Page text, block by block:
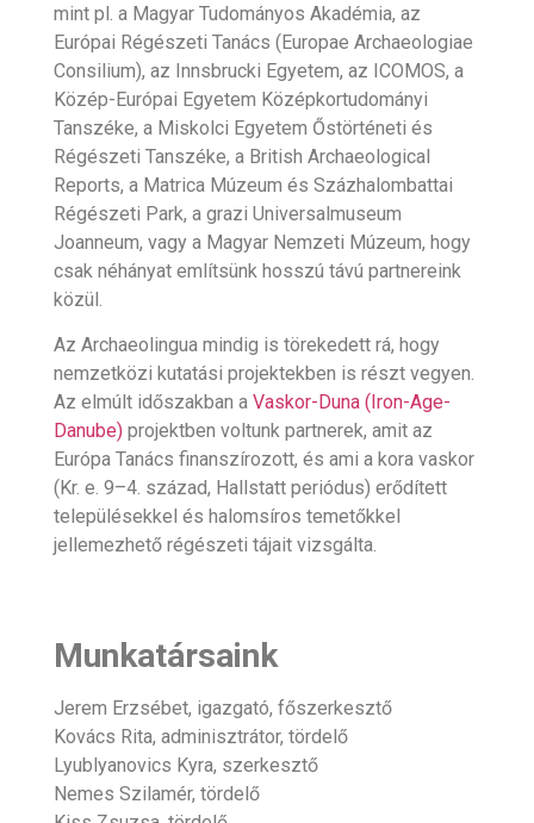
mint pl. a Magyar Tudományos Akadémia, az
Európai Régészeti Tanács (Europae Archaeologiae
Consilium), az Innsbrucki Egyetem, az ICOMOS, a
Közép-Európai Egyetem Középkortudományi
Tanszéke, a Miskolci Egyetem Őstörténeti és
Régészeti Tanszéke, a British Archaeological
Reports, a Matrica Múzeum és Százhalombattai
Régészeti Park, a grazi Universalmuseum
Joanneum, vagy a Magyar Nemzeti Múzeum, hogy
csak néhányat említsünk hosszú távú partnereink
közül.
Az Archaeolingua mindig is törekedett rá, hogy
nemzetközi kutatási projektekben is részt vegyen.
Az elmúlt időszakban a Vaskor-Duna (Iron-Age-
Danube)projektben voltunk partnerek, amit az
Európa Tanács finanszírozott, és ami a kora vaskor
(Kr. e. 9–4. század, Hallstatt periódus) erődített
településekkel és halomsíros temetőkkel
jellemezhető régészeti tájait vizsgálta.
Munkatársaink
Jerem Erzsébet, igazgató, főszerkesztő
Kovács Rita, adminisztrátor, tördelő
Lyublyanovics Kyra, szerkesztő
Nemes Szilamér, tördelő